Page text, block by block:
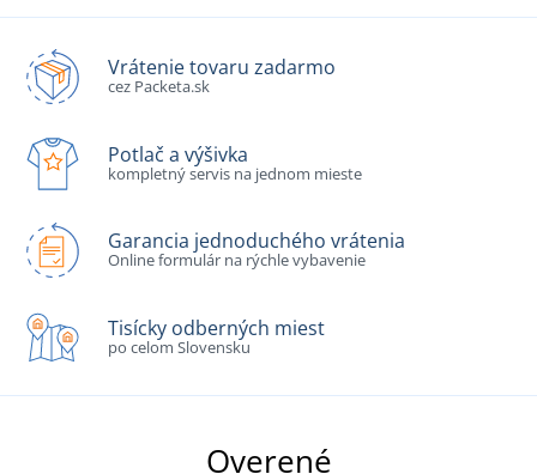
Vrátenie tovaru zadarmo
cez Packeta.sk
Potlač a výšivka
kompletný servis na jednom mieste
Garancia jednoduchého vrátenia
Online formulár na rýchle vybavenie
Tisícky odberných miest
po celom Slovensku
Overené